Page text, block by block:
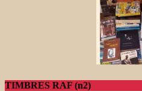
TIMBRES RAF (n2)